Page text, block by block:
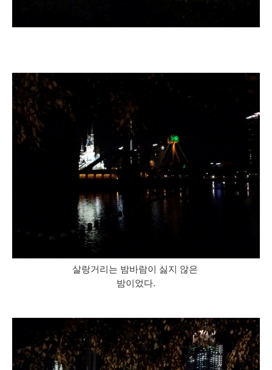
살랑거리는 밤바람이 싫지 않은
밤이었다.